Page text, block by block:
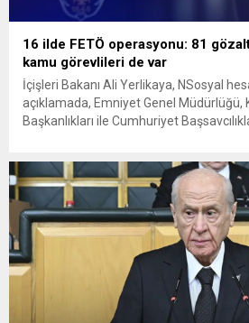
16 ilde FETÖ operasyonu: 81
kamu görevlileri de var
İçişleri Bakanı Ali Yerlikaya, NSosyal
açıklamada, Emniyet Genel Müdürlüğü,
Başkanlıkları ile Cumhuriyet
Bilecik, Bursa, Erzincan, Hatay, İzmir,
Muğla, Sivas, Şanlıurfa ve Rize’de
belirtti. Aktif kamu...